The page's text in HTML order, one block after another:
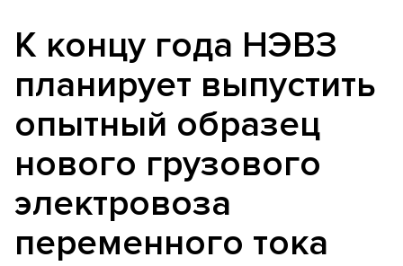
К концу года НЭВЗ
планирует выпустить
опытный образец
нового грузового
электровоза
переменного тока